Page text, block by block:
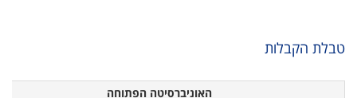
טבלת הקבלות
​ ​ האוניברסיטה הפתוחה​